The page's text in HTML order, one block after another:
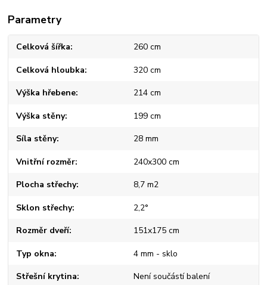
Parametry
Celková šířka 260 cm
Celková hloubka 320 cm
Výška hřebene 214 cm
Výška stěny 199 cm
Síla stěny 28 mm
Vnitřní rozměr 240x300 cm
Plocha střechy 8,7 m2
Sklon střechy 2,2°
Rozměr dveří 151x175 cm
Typ okna 4 mm - sklo
Střešní krytina Není součástí balení